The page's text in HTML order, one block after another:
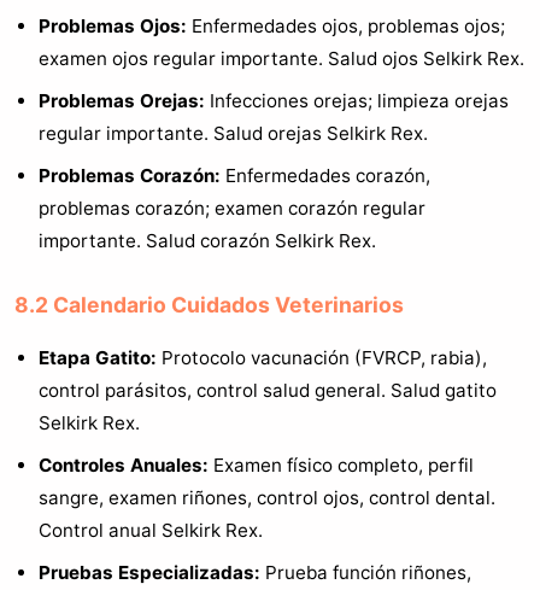
Problemas Ojos: Enfermedades ojos, problemas ojos;
examen ojos regular importante. Salud ojos Selkirk Rex.
Problemas Orejas: Infecciones orejas; limpieza orejas
regular importante. Salud orejas Selkirk Rex.
Problemas Corazón: Enfermedades corazón,
problemas corazón; examen corazón regular
importante. Salud corazón Selkirk Rex.
8.2 Calendario Cuidados Veterinarios
Etapa Gatito: Protocolo vacunación (FVRCP, rabia),
control parásitos, control salud general. Salud gatito
Selkirk Rex.
Controles Anuales: Examen físico completo, perfil
sangre, examen riñones, control ojos, control dental.
Control anual Selkirk Rex.
Pruebas Especializadas: Prueba función riñones,